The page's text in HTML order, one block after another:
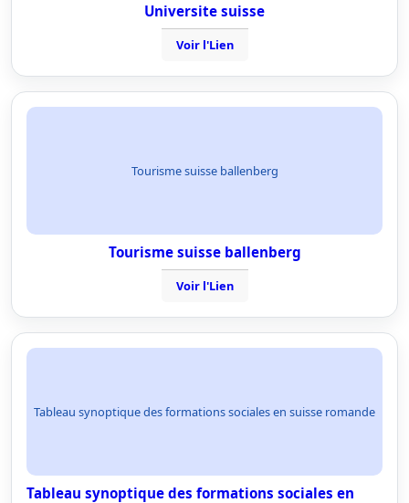
Universite suisse
Voir l'Lien
Tourisme suisse ballenberg
Tourisme suisse ballenberg
Voir l'Lien
Tableau synoptique des formations sociales en suisse romande
Tableau synoptique des formations sociales en